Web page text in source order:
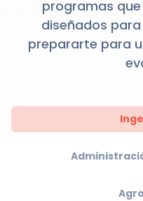
programas que
diseñados
prepararte para